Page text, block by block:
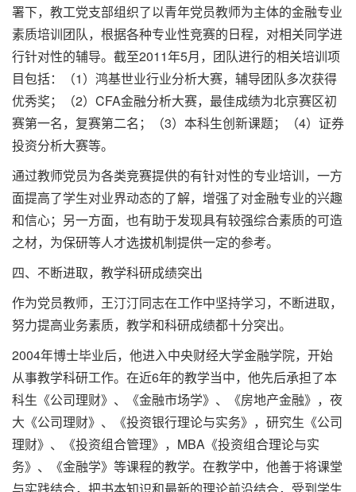
署下，教工党支部组织了以青年党员教师为主体的金融专业
素质培训团队，根据各种专业性竞赛的日程，对相关同学进
行针对性的辅导。截至2011年5月，团队进行的相关培训项
目包括：（1）鸿基世业行业分析大赛，辅导团队多次获得
优秀奖；（2）CFA金融分析大赛，最佳成绩为北京赛区初
赛第一名，复赛第二名；（3）本科生创新课题；（4）证券
投资分析大赛等。
通过教师党员为各类竞赛提供的有针对性的专业培训，一方
面提高了学生对业界动态的了解，增强了对金融专业的兴趣
和信心；另一方面，也有助于发现具有较强综合素质的可造
之材，为保研等人才选拔机制提供一定的参考。
四、不断进取，教学科研成绩突出
作为党员教师，王汀汀同志在工作中坚持学习，不断进取，
努力提高业务素质，教学和科研成绩都十分突出。
2004年博士毕业后，他进入中央财经大学金融学院，开始
从事教学科研工作。在近6年的教学当中，他先后承担了本
科生《公司理财》、《金融市场学》、《房地产金融》，夜
大《公司理财》、《投资银行理论与实务》，研究生《公司
理财》、《投资组合管理》，MBA《投资组合理论与实
务》、《金融学》等课程的教学。在教学中，他善于将课堂